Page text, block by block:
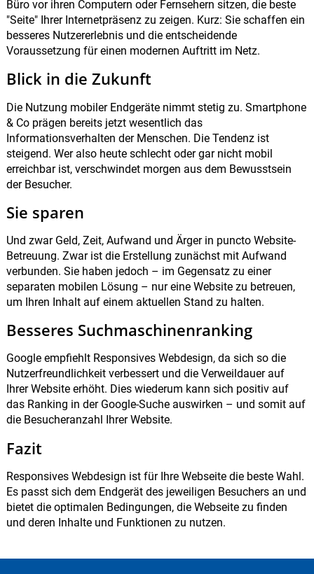
Büro vor ihren Computern oder Fernsehern sitzen, die beste
"Seite" Ihrer Internetpräsenz zu zeigen. Kurz: Sie schaffen ein
besseres Nutzererlebnis und die entscheidende
Voraussetzung für einen modernen Auftritt im Netz.
Blick in die Zukunft
Die Nutzung mobiler Endgeräte nimmt stetig zu. Smartphone
& Co prägen bereits jetzt wesentlich das
Informationsverhalten der Menschen. Die Tendenz ist
steigend. Wer also heute schlecht oder gar nicht mobil
erreichbar ist, verschwindet morgen aus dem Bewusstsein
der Besucher.
Sie sparen
Und zwar Geld, Zeit, Aufwand und Ärger in puncto Website-
Betreuung. Zwar ist die Erstellung zunächst mit Aufwand
verbunden. Sie haben jedoch – im Gegensatz zu einer
separaten mobilen Lösung – nur eine Website zu betreuen,
um Ihren Inhalt auf einem aktuellen Stand zu halten.
Besseres Suchmaschinenranking
Google empfiehlt Responsives Webdesign, da sich so die
Nutzerfreundlichkeit verbessert und die Verweildauer auf
Ihrer Website erhöht. Dies wiederum kann sich positiv auf
das Ranking in der Google-Suche auswirken – und somit auf
die Besucheranzahl Ihrer Website.
Fazit
Responsives Webdesign ist für Ihre Webseite die beste Wahl.
Es passt sich dem Endgerät des jeweiligen Besuchers an und
bietet die optimalen Bedingungen, die Webseite zu finden
und deren Inhalte und Funktionen zu nutzen.